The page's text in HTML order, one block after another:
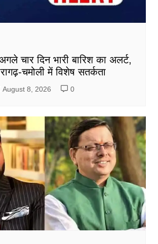
चार दिन भारी बारिश का अलर्ट,
चमोली में विशेष सतर्कता
August 8, 2026 0